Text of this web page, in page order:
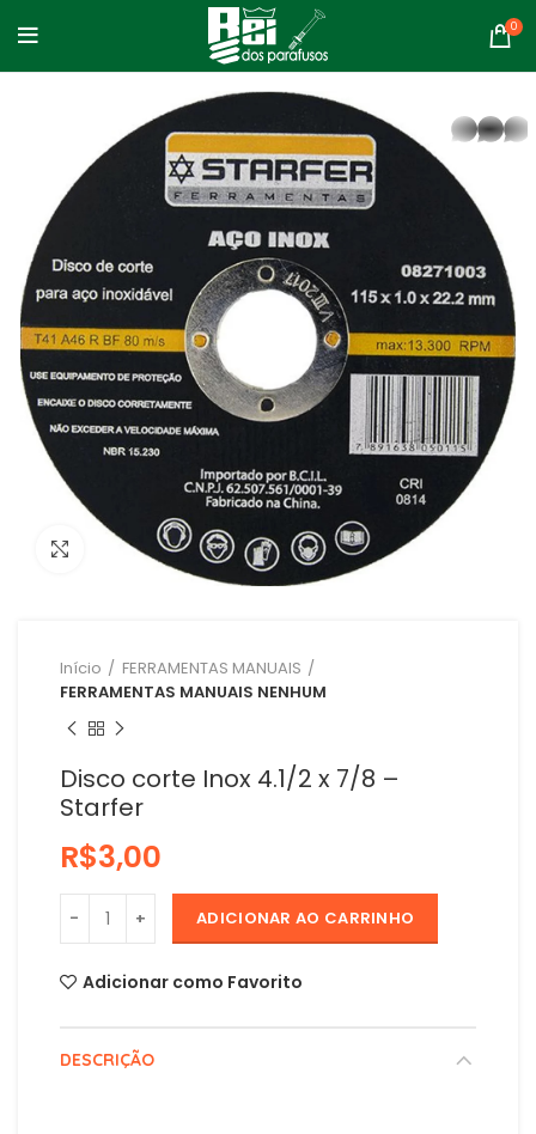
0
Clique para ampliar
Início
FERRAMENTAS MANUAIS
FERRAMENTAS MANUAIS NENHUM
Disco corte Inox 4.1/2 x 7/8 –
Starfer
R$
ADICIONAR AO CARRINHO
Adicionar como Favorito
DESCRIÇÃO
whatsapp